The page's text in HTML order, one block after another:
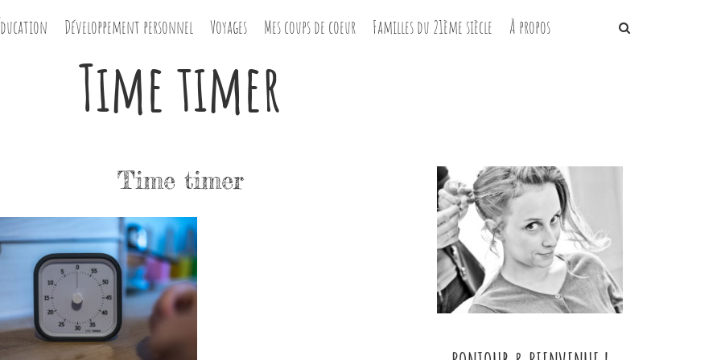
Développement personnel Voyages Mes coups de coeur Familles du 21ème siècle À propos
Time timer
Time timer